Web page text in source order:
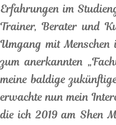
Erfahrungen im
Trainer, Berater und
Umgang mit Menschen
zum anerkannten
meine baldige
erwachte nun mein
die ich 2019 am Shen